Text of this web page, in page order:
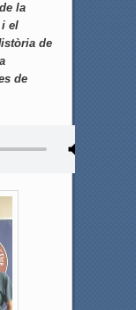
la
i el
de
de